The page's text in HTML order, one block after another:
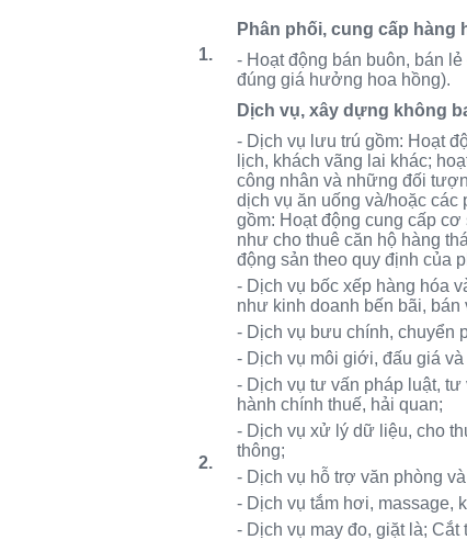
1.
Phân phối, cung cấp hàng
- Hoạt động bán buôn, bán
đúng giá hưởng hoa hồng).
2.
Dịch vụ, xây dựng không
- Dịch vụ lưu trú gồm: Hoạt
lịch, khách vãng lai khác;
công nhân và những đối
dịch vụ ăn uống và/hoặc
gồm: Hoạt động cung cấp
như cho thuê căn hộ hàng
động sản theo quy định của
- Dịch vụ bốc xếp hàng hóa
như kinh doanh bến bãi,
- Dịch vụ bưu chính, chuyển
- Dịch vụ môi giới, đấu giá
- Dịch vụ tư vấn pháp luật, tư
hành chính thuế, hải quan;
- Dịch vụ xử lý dữ liệu, cho
thông;
- Dịch vụ hỗ trợ văn phòng
- Dịch vụ tắm hơi, massage,
- Dịch vụ may đo, giặt là; Cắt